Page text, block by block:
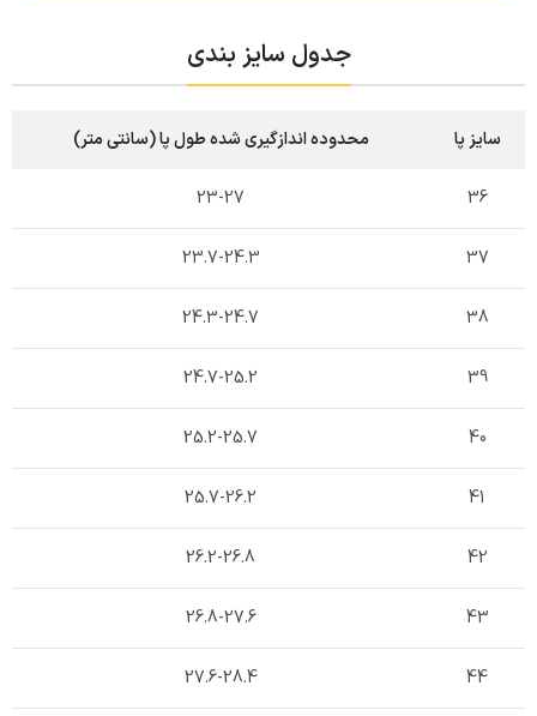
جدول سایز بندی
سایز پا محدوده اندازگیری شده طول پا (سانتی متر)
36
23-27
37
23.7-24.3
38
24.3-24.7
39
24.7-25.2
40
25.2-25.7
41
25.7-26.2
42
26.2-26.8
43
26.8-27.6
44
27.6-28.4